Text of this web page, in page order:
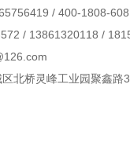
/ 400-1808-608
/ 13861320118 /
北桥灵峰工业园聚鑫路